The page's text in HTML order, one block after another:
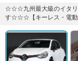
☆☆☆九州最大級のイタリ
す☆☆☆【キーレス・電動